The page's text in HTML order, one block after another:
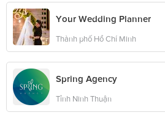
Your Wedding Planner
Thành phố Hồ Chí Minh
Spring Agency
Tỉnh Ninh Thuận